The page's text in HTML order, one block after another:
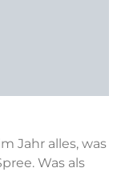
Jahr alles, was
Was als